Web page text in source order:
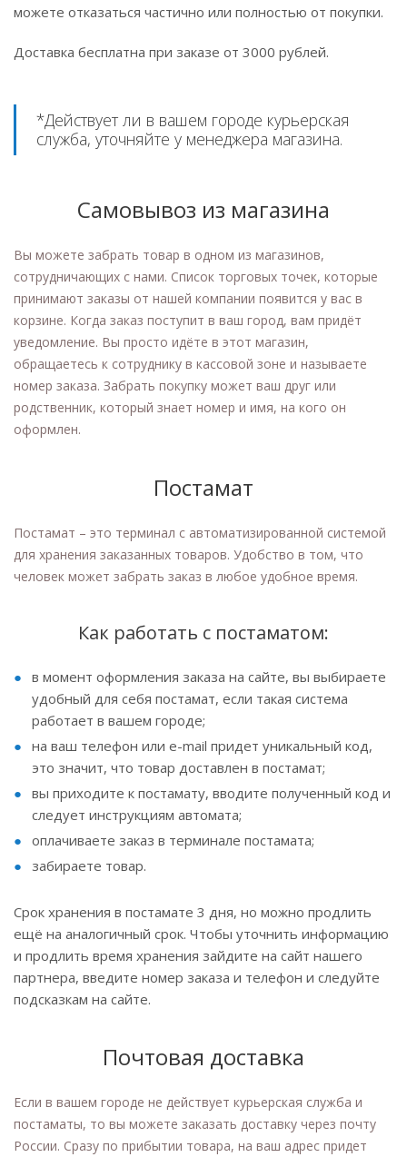
можете отказаться частично или полностью от покупки.
Доставка бесплатна при заказе от 3000 рублей.
*Действует ли в вашем городе курьерская
служба, уточняйте у менеджера магазина.
Самовывоз из магазина
Вы можете забрать товар в одном из магазинов,
сотрудничающих с нами. Список торговых точек, которые
принимают заказы от нашей компании появится у вас в
корзине. Когда заказ поступит в ваш город, вам придёт
уведомление. Вы просто идёте в этот магазин,
обращаетесь к сотруднику в кассовой зоне и называете
номер заказа. Забрать покупку может ваш друг или
родственник, который знает номер и имя, на кого он
оформлен.
Постамат
Постамат – это терминал с автоматизированной системой
для хранения заказанных товаров. Удобство в том, что
человек может забрать заказ в любое удобное время.
Как работать с постаматом:
в момент оформления заказа на сайте, вы выбираете
удобный для себя постамат, если такая система
работает в вашем городе;
на ваш телефон или e-mail придет уникальный код,
это значит, что товар доставлен в постамат;
вы приходите к постамату, вводите полученный код и
следует инструкциям автомата;
оплачиваете заказ в терминале постамата;
забираете товар.
Срок хранения в постамате 3 дня, но можно продлить
ещё на аналогичный срок. Чтобы уточнить информацию
и продлить время хранения зайдите на сайт нашего
партнера, введите номер заказа и телефон и следуйте
подсказкам на сайте.
Почтовая доставка
Если в вашем городе не действует курьерская служба и
постаматы, то вы можете заказать доставку через почту
России. Сразу по прибытии товара, на ваш адрес придет